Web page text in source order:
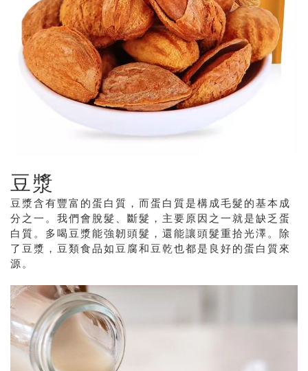
豆漿
豆漿含有豐富的蛋白質，而蛋白質是構成毛髮的基本成
分之一。我們會脫髮、斷髮，主要原因之一就是缺乏蛋
白質。多喝豆漿能強韌頭髮，還能讓頭髮重拾光澤。除
了豆漿，豆類食品如豆腐和豆乾也都是良好的蛋白質來
源。